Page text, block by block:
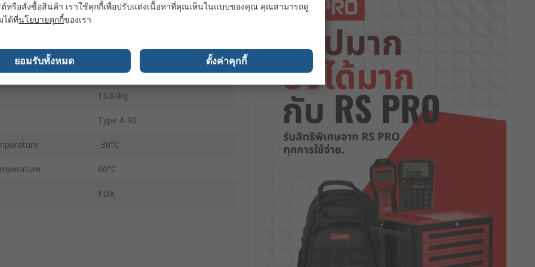
30m
Yes
13.84kg
Type A 90
-30°C
60°C
FDA
หรือสั่งซื้อสินค้า เราใช้คุกกี้เพื่อปรับแต่งเนื้อหาที่คุณเห็นในแบบของคุณ คุณสามารถดู
ได้ที่นโยบายคุกกี้ของเรา
ยอมรับทั้งหมด ตั้งค่าคุกกี้